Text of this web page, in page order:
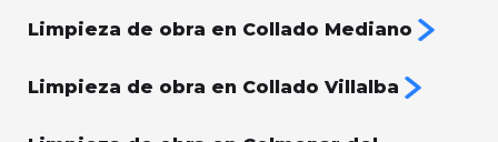
Limpieza de obra en Collado Mediano
Limpieza de obra en Collado Villalba